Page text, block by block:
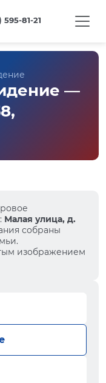
595-81-21
—
Малая улица, д.
собраны
изображением